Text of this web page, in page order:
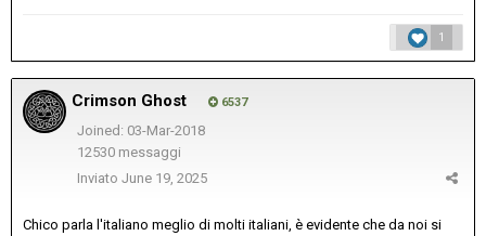
1
Crimson Ghost 6537
Joined: 03-Mar-2018
12530 messaggi
Inviato June 19, 2025
Chico parla l'italiano meglio di molti italiani, è evidente che da noi si